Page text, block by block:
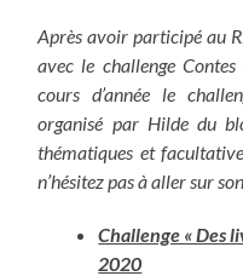
Après avoir participé au
avec le challenge
cours d’année le
organisé par Hilde du
thématiques et
n’hésitez pas à aller sur
Challenge « Des
2020